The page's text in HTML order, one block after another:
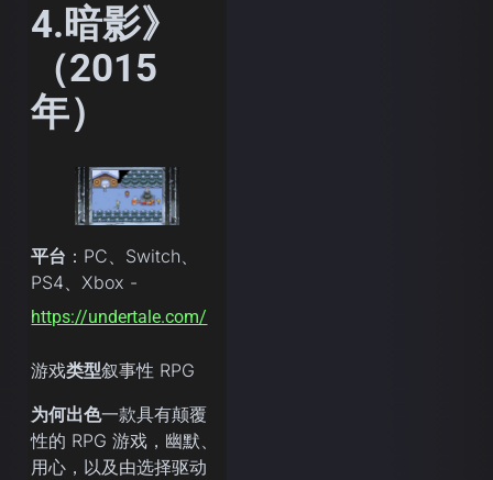
4.暗影》
（2015
年）
平台 ：PC、Switch、
PS4、Xbox -
https://undertale.com/
游戏类型叙事性 RPG
为何出色一款具有颠覆
性的 RPG 游戏，幽默、
用心，以及由选择驱动